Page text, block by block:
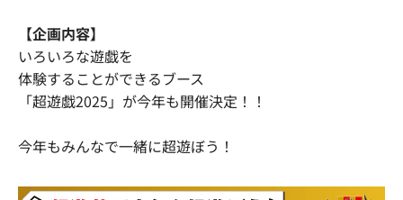
【企画内容】
いろいろな遊戯を
体験することができるブース
「超遊戯2025」が今年も開催決定！！
今年もみんなで一緒に超遊ぼう！